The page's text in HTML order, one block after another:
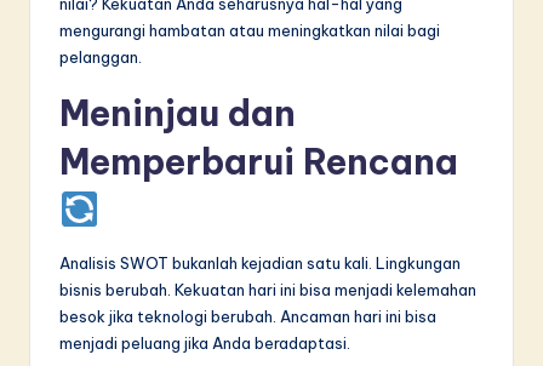
nilai? Kekuatan Anda seharusnya hal-hal yang
mengurangi hambatan atau meningkatkan nilai bagi
pelanggan.
Meninjau dan
Memperbarui Rencana
Analisis SWOT bukanlah kejadian satu kali. Lingkungan
bisnis berubah. Kekuatan hari ini bisa menjadi kelemahan
besok jika teknologi berubah. Ancaman hari ini bisa
menjadi peluang jika Anda beradaptasi.